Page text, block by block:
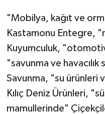
"Mobilya, kağıt ve
Kastamonu Entegre,
Kuyumculuk,
"savunma ve
Savunma, "su ürünleri
Kılıç Deniz Ürünleri,
mamullerinde"